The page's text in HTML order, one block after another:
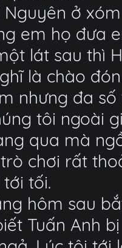
Nguyên ở
em họ đưa
lát sau thì
là chào
nhưng đa số
tôi ngoài
qua mà
chơi rất
tối.
hôm sau
Tuấn Anh